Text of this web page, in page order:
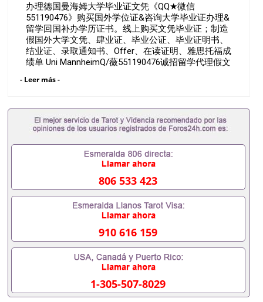
上购买文凭毕业证；制造假国外大学文凭
办理德国曼海姆大学毕业证文凭《QQ★微信
551190476》购买国外学位证&咨询大学毕业证办理&
留学回国补办学历证书。线上购买文凭毕业证；制造
假国外大学文凭、肆业证、毕业公证、毕业证明书、
结业证、录取通知书、Offer、在读证明、雅思托福成
绩单 Uni MannheimQ/薇551190476诚招留学代理假文
办理留学归国证明办理留信网认证办理留服认证办理
理美国文凭办理澳洲文凭办理英国文凭办理加拿大文
凭办理德国文凭 一、快速办理材料： 1、毕业证+成
绩单+留学回国人员证明+教育部认证,录取通知书，
好友一份完美交代）； 2、雅思、托福，OFFER，在
读证明，学生卡等留学相关材料（申请学校、转学，
都可以安排办理，毕业证成绩单，学校，专业，学
位，毕业时间都可以根据客户要求安排。 国内找工作
假的毕业证可以用吗551190476假的毕业证成绩单可
以办学历认证吗551190476要定居国外需要办理什么
材料551190476入职事业单位/国企假的毕业证会查吗
551190476入职国企/事业单位需要些什么材料
551190476办理假毕业证在国内能用吗, 挂科拿不到毕
业证怎么办, 毕业证丢了怎么办, 没有正常毕业怎么办
理毕业证,没毕业可以办学历认证吗,您是否因为中途
辍学、挂科而没有正常毕业551190476您是否因为递
交材料不齐而被拒之门外551190476您是否因没正常
- Leer más -
806 533 423
910 616 159
1-305-507-8029